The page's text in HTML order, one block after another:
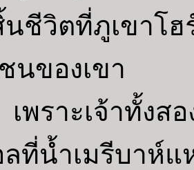
สิ้นชีวิตที่ภูเข
นของเขา
พราะเจ้าทั้งส
ลที่น้ำเมรีบาห์